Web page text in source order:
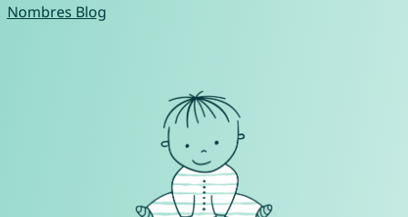
Nombres Blog